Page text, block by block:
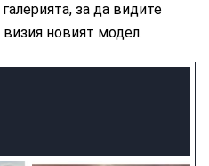
за да видите
новият модел.